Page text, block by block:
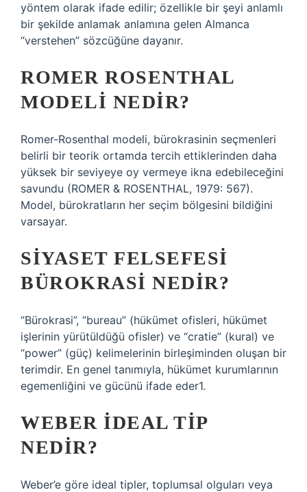
yöntem olarak ifade edilir; özellikle bir şeyi anlamlı
bir şekilde anlamak anlamına gelen Almanca
“verstehen” sözcüğüne dayanır.
ROMER ROSENTHAL
MODELI NEDIR?
Romer-Rosenthal modeli, bürokrasinin seçmenleri
belirli bir teorik ortamda tercih ettiklerinden daha
yüksek bir seviyeye oy vermeye ikna edebileceğini
savundu (ROMER & ROSENTHAL, 1979: 567).
Model, bürokratların her seçim bölgesini bildiğini
varsayar.
SIYASET FELSEFESI
BÜROKRASI NEDIR?
“Bürokrasi”, “bureau” (hükümet ofisleri, hükümet
işlerinin yürütüldüğü ofisler) ve “cratie” (kural) ve
“power” (güç) kelimelerinin birleşiminden oluşan bir
terimdir. En genel tanımıyla, hükümet kurumlarının
egemenliğini ve gücünü ifade eder1.
WEBER IDEAL TIP
NEDIR?
Weber’e göre ideal tipler, toplumsal olguları veya